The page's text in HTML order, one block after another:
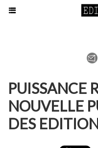
PUISSANCE
NOUVELLE
DES